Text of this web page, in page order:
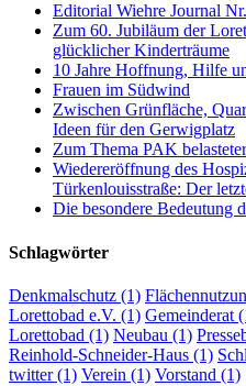
Editorial Wiehre Journal
Zum 60. Jubiläum der
glücklicher Kinderträume
10 Jahre Hoffnung, Hilfe
Frauen im Südwind
Zwischen Grünfläche,
Ideen für den Gerwigplatz
Zum Thema PAK
Wiedereröffnung des
Türkenlouisstraße: Der
Die besondere Bedeutung
Schlagwörter
Denkmalschutz (1)
Lorettobad e.V. (1) Gemeinderat
Lorettobad (1) Neubau (1)
Reinhold-Schneider-Haus (1)
twitter(1) Verein (1) Vorstand (1)